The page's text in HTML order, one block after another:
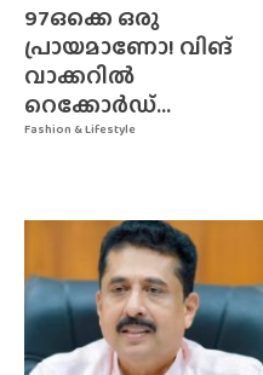
Fashion & Lifestyle
97ഒക്കെ ഒരു
പ്രായമാണോ! വിങ്
വാക്കറിൽ
റെക്കോർഡ്...